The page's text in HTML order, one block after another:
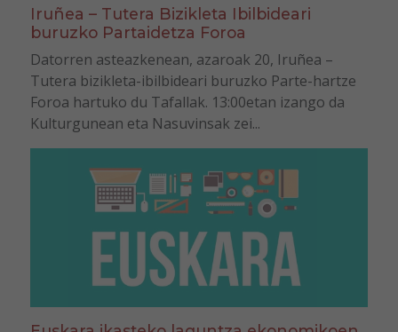
Iruñea – Tutera Bizikleta Ibilbideari
buruzko Partaidetza Foroa
Datorren asteazkenean, azaroak 20, Iruñea –
Tutera bizikleta-ibilbideari buruzko Parte-hartze
Foroa hartuko du Tafallak. 13:00etan izango da
Kulturgunean eta Nasuvinsak zei...